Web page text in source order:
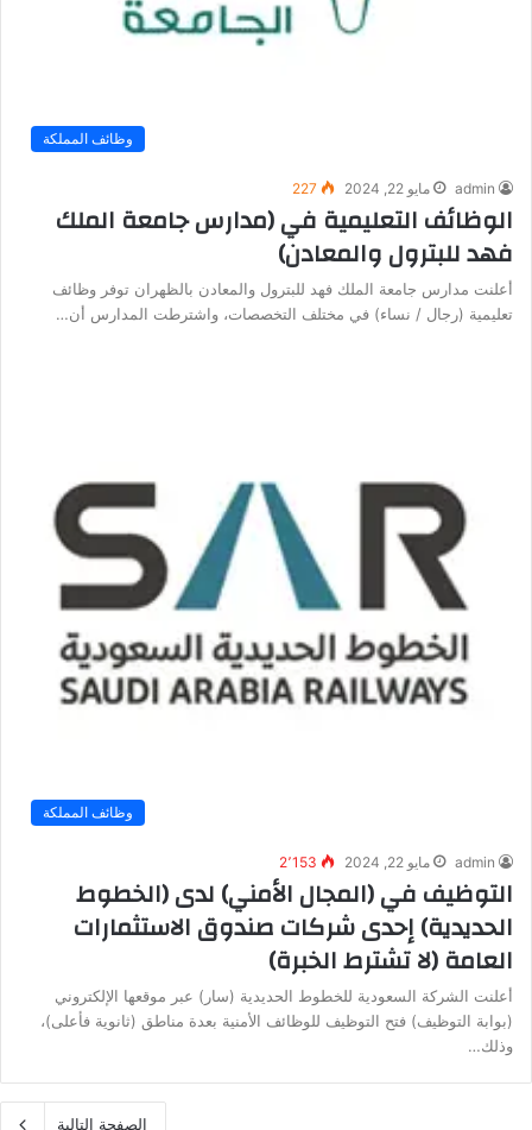
وظائف المملكة
admin مايو 22, 2024 227
الوظائف التعليمية في (مدارس جامعة الملك
فهد للبترول والمعادن)
أعلنت مدارس جامعة الملك فهد للبترول والمعادن بالظهران توفر وظائف
تعليمية (رجال / نساء) في مختلف التخصصات، واشترطت المدارس أن…
وظائف المملكة
admin مايو 22, 2024 2٬153
التوظيف في (المجال الأمني) لدى (الخطوط
الحديدية) إحدى شركات صندوق الاستثمارات
العامة (لا تشترط الخبرة)
أعلنت الشركة السعودية للخطوط الحديدية (سار) عبر موقعها الإلكتروني
(بوابة التوظيف) فتح التوظيف للوظائف الأمنية بعدة مناطق (ثانوية فأعلى)،
وذلك…
الصفحة التالية